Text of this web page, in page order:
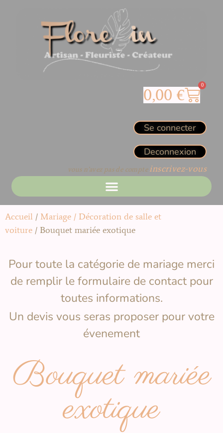
0,00 € 0
Se connecter
Deconnexion
vous n’avez pas de compteinscrivez-vous
Accueil / Mariage / Décoration de salle et
voiture / Bouquet mariée exotique
Pour toute la catégorie de mariage merci
de remplir le formulaire de contact pour
toutes informations.
Un devis vous seras proposer pour votre
évenement
Bouquet mariée
exotique